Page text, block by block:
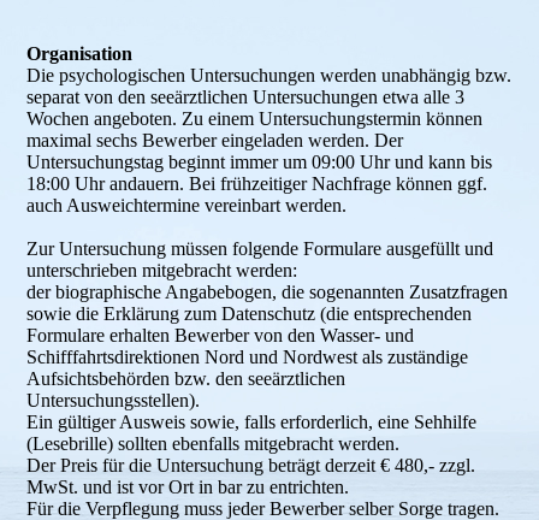
Organisation
Die psychologischen Untersuchungen werden unabhängig bzw.
separat von den seeärztlichen Untersuchungen etwa alle 3
Wochen angeboten. Zu einem Untersuchungstermin können
maximal sechs Bewerber eingeladen werden. Der
Untersuchungstag beginnt immer um 09:00 Uhr und kann bis
18:00 Uhr andauern. Bei frühzeitiger Nachfrage können ggf.
auch Ausweichtermine vereinbart werden.
Zur Untersuchung müssen folgende Formulare ausgefüllt und
unterschrieben mitgebracht werden:
der biographische Angabebogen, die sogenannten Zusatzfragen
sowie die Erklärung zum Datenschutz (die entsprechenden
Formulare erhalten Bewerber von den Wasser- und
Schifffahrtsdirektionen Nord und Nordwest als zuständige
Aufsichtsbehörden bzw. den seeärztlichen
Untersuchungsstellen).
Ein gültiger Ausweis sowie, falls erforderlich, eine Sehhilfe
(Lesebrille) sollten ebenfalls mitgebracht werden.
Der Preis für die Untersuchung beträgt derzeit € 480,- zzgl.
MwSt. und ist vor Ort in bar zu entrichten.
Für die Verpflegung muss jeder Bewerber selber Sorge tragen.